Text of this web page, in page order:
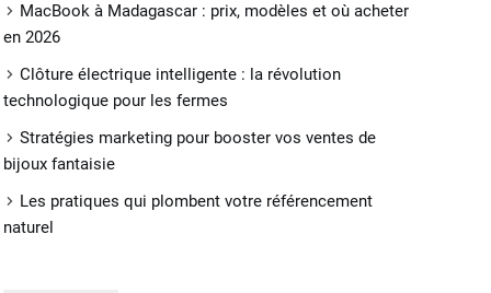
MacBook à Madagascar : prix, modèles et où acheter
en 2026
Clôture électrique intelligente : la révolution
technologique pour les fermes
Stratégies marketing pour booster vos ventes de
bijoux fantaisie
Les pratiques qui plombent votre référencement
naturel